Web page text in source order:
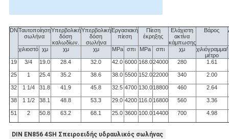
DN Ταυτοποίηση
σωλήνα
Υπερβολική
δόση
καλωδίων.
Υπερβολική
δόση
σωλήνα
Εργασιακή
πίεση
Πίεση
έκρηξης
Ελάχιστη
ακτίνα
κάμπωσης
Βάρος
χιλιοστό χμ χμ χμ MPa σπι MPa σπι χμ
χιλιόγραμμα/
μέτρο
19
3/4 19.0 28.4 32.0 42.0 6000 168.024000 280 1.61
25 1 25.4 35.2 38.6 38.0 5500 152.022000 340 2.00
32 1 1/4 31.8 41.9 45.8 32.5 4700 130.018800 460 2.64
38 1 1/2 38.1 48.8 53.3 29.0 4200 116.016800 560 3.36
51 2 50.8 63.2 68.1 25.0 3600 100.014400 700 4.98
DIN EN856 4SH Σπειροειδής υδραυλικός σωλήνας